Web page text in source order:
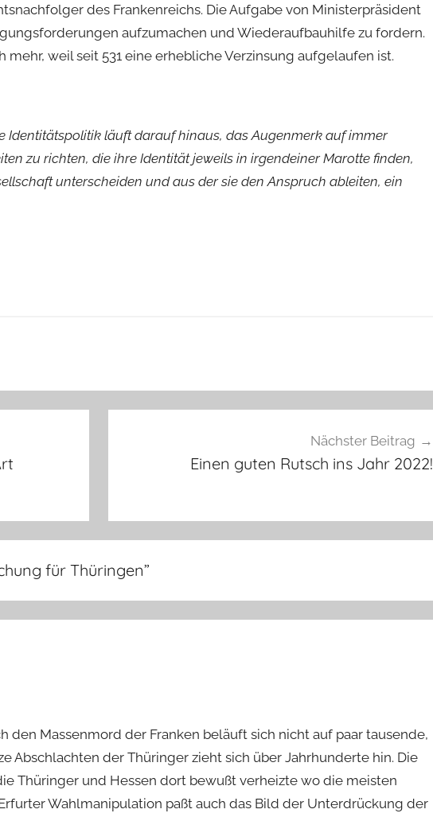
des Frankenreichs. Die Aufgabe von Ministerpräsident
aufzumachen und Wiederaufbauhilfe zu fordern.
mehr, weil seit 531 eine erhebliche Verzinsung aufgelaufen ist.
Identitätspolitik läuft darauf hinaus, das Augenmerk auf immer
zu richten, die ihre Identität jeweils in irgendeiner Marotte finden,
unterscheiden und aus der sie den Anspruch ableiten, ein
Nächster Beitrag
Einen guten Rutsch ins Jahr 2022!
für Thüringen”
den Massenmord der Franken beläuft sich nicht auf paar tausende,
Abschlachten der Thüringer zieht sich über Jahrhunderte hin. Die
Thüringer und Hessen dort bewußt verheizte wo die meisten
Wahlmanipulation paßt auch das Bild der Unterdrückung der